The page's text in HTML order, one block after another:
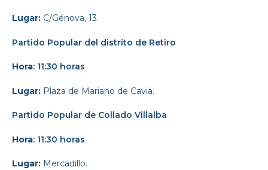
Lugar: C/Génova, 13.
Partido Popular del distrito de Retiro
Hora: 11:30 horas
Lugar: Plaza de Mariano de Cavia.
Partido Popular de Collado Villalba
Hora: 11:30 horas
Lugar: Mercadillo.